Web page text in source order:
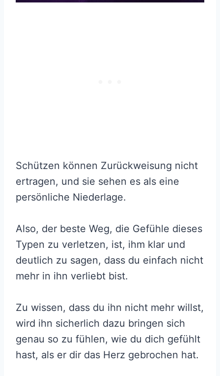
Schützen können Zurückweisung nicht
ertragen, und sie sehen es als eine
persönliche Niederlage.
Also, der beste Weg, die Gefühle dieses
Typen zu verletzen, ist, ihm klar und
deutlich zu sagen, dass du einfach nicht
mehr in ihn verliebt bist.
Zu wissen, dass du ihn nicht mehr willst,
wird ihn sicherlich dazu bringen sich
genau so zu fühlen, wie du dich gefühlt
hast, als er dir das Herz gebrochen hat.